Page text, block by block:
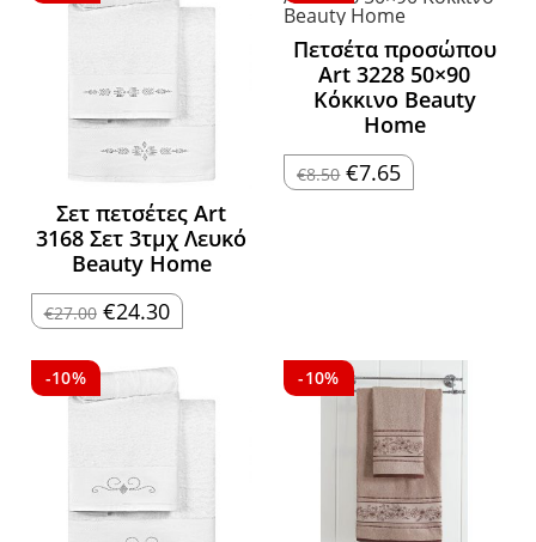
Σετ πετσέτες Art
3168 Σετ 3τμχ Λευκό
Beauty Home
€27.00 Original
price
€24.30Η
τρέχουσα
€24.30.
Πετσέτα προσώπου
Art 3228 50×90
Κόκκινο Beauty
Home
€8.50 Original
price
€7.65 Η
τρέχουσα
-10% -10%